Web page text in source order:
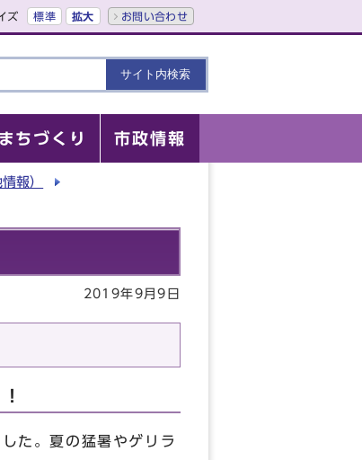
ズ 標準 拡大 お問い合わせ
まちづくり 市政情報
報）
2019年9月9日
た。夏の猛暑やゲリラ